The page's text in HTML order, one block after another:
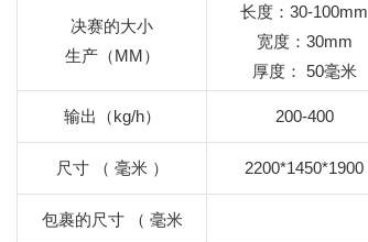
决赛的大小
生产（MM）
长度：30-100mm
宽度：30mm
厚度： 50毫米
输出（kg/h） 200-400
尺寸 （ 毫米 ） 2200*1450*1900
包裹的尺寸 （ 毫米